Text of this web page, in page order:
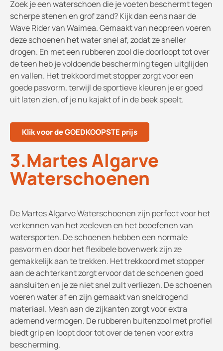
Zoek je een waterschoen die je voeten beschermt tegen
scherpe stenen en grof zand? Kijk dan eens naar de
Wave Rider van Waimea. Gemaakt van neopreen voeren
deze schoenen het water snel af, zodat ze sneller
drogen. En met een rubberen zool die doorloopt tot over
de teen heb je voldoende bescherming tegen uitglijden
en vallen. Het trekkoord met stopper zorgt voor een
goede pasvorm, terwijl de sportieve kleuren je er goed
uit laten zien, of je nu kajakt of in de beek speelt.
Klik voor de GOEDKOOPSTE prijs
3.Martes Algarve
Waterschoenen
De Martes Algarve Waterschoenen zijn perfect voor het
verkennen van het zeeleven en het beoefenen van
watersporten. De schoenen hebben een normale
pasvorm en door het flexibele bovenwerk zijn ze
gemakkelijk aan te trekken. Het trekkoord met stopper
aan de achterkant zorgt ervoor dat de schoenen goed
aansluiten en je ze niet snel zult verliezen. De schoenen
voeren water af en zijn gemaakt van sneldrogend
materiaal. Mesh aan de zijkanten zorgt voor extra
ademend vermogen. De rubberen buitenzool met profiel
biedt grip en loopt door tot over de tenen voor extra
bescherming.